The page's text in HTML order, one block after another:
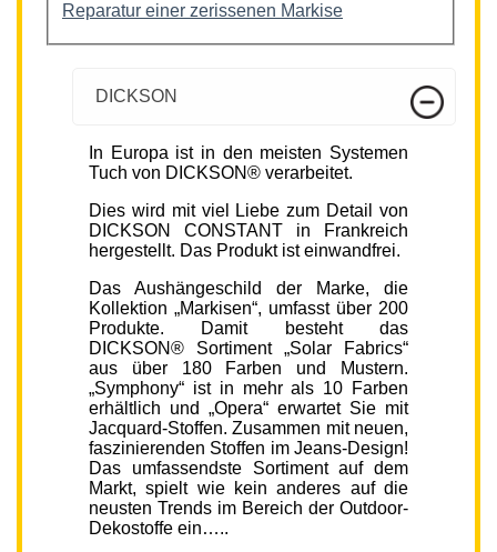
Reparatur einer zerissenen Markise
DICKSON
In Europa ist in den meisten Systemen
Tuch von DICKSON® verarbeitet.
Dies wird mit viel Liebe zum Detail von
DICKSON CONSTANT in Frankreich
hergestellt. Das Produkt ist einwandfrei.
Das Aushängeschild der Marke, die
Kollektion „Markisen“, umfasst über 200
Produkte. Damit besteht das
DICKSON® Sortiment „Solar Fabrics“
aus über 180 Farben und Mustern.
„Symphony“ ist in mehr als 10 Farben
erhältlich und „Opera“ erwartet Sie mit
Jacquard-Stoffen. Zusammen mit neuen,
faszinierenden Stoffen im Jeans-Design!
Das umfassendste Sortiment auf dem
Markt, spielt wie kein anderes auf die
neusten Trends im Bereich der Outdoor-
Dekostoffe ein…..